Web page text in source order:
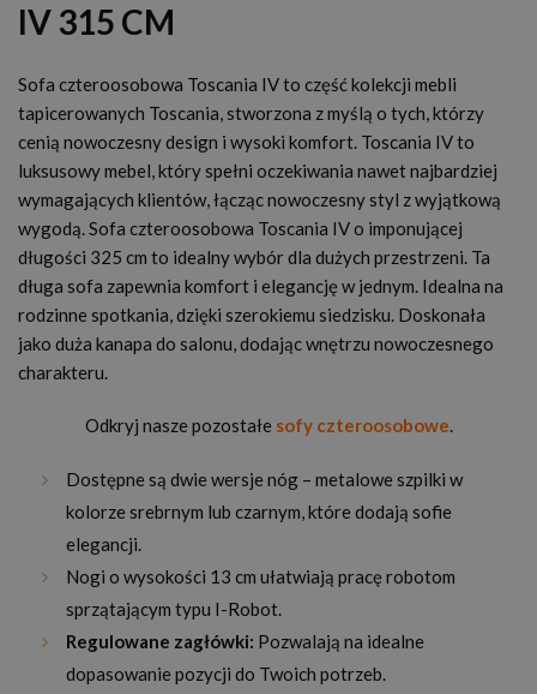
IV 315 CM
Sofa czteroosobowa Toscania IV to część kolekcji mebli
tapicerowanych Toscania, stworzona z myślą o tych, którzy
cenią nowoczesny design i wysoki komfort. Toscania IV to
luksusowy mebel, który spełni oczekiwania nawet najbardziej
wymagających klientów, łącząc nowoczesny styl z wyjątkową
wygodą. Sofa czteroosobowa Toscania IV o imponującej
długości 325 cm to idealny wybór dla dużych przestrzeni. Ta
długa sofa zapewnia komfort i elegancję w jednym. Idealna na
rodzinne spotkania, dzięki szerokiemu siedzisku. Doskonała
jako duża kanapa do salonu, dodając wnętrzu nowoczesnego
charakteru.
Odkryj nasze pozostałe sofy czteroosobowe.
Dostępne są dwie wersje nóg – metalowe szpilki w
kolorze srebrnym lub czarnym, które dodają sofie
elegancji.
Nogi o wysokości 13 cm ułatwiają pracę robotom
sprzątającym typu I-Robot.
Regulowane zagłówki: Pozwalają na idealne
dopasowanie pozycji do Twoich potrzeb.